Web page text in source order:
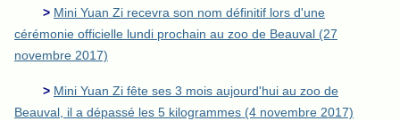
> Mini Yuan Zi recevra son nom définitif lors d'une
cérémonie officielle lundi prochain au zoo de Beauval (27
novembre 2017)
> Mini Yuan Zi fête ses 3 mois aujourd'hui au zoo de
Beauval, il a dépassé les 5 kilogrammes (4 novembre 2017)